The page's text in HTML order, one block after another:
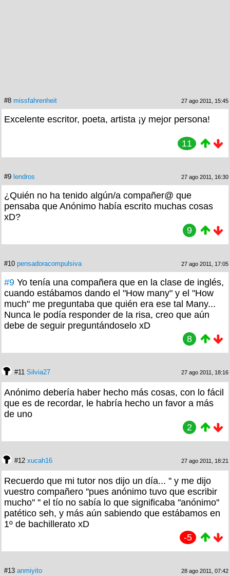
#8 missfahrenheit 27 ago 2011, 15:45
Excelente escritor, poeta, artista ¡y mejor persona!
11
#9 lendros 27 ago 2011, 16:30
¿Quién no ha tenido algún/a compañer@ que
pensaba que Anónimo había escrito muchas cosas
xD?
9
#10 pensadoracompulsiva 27 ago 2011, 17:05
#9 Yo tenía una compañera que en la clase de inglés,
cuando estábamos dando el "How many" y el "How
much" me preguntaba que quién era ese tal Many...
Nunca le podía responder de la risa, creo que aún
debe de seguir preguntándoselo xD
8
#11 Silvia27 27 ago 2011, 18:16
Anónimo debería haber hecho más cosas, con lo fácil
que es de recordar, le habría hecho un favor a más
de uno
2
#12 xucah16 27 ago 2011, 18:21
Recuerdo que mi tutor nos dijo un día... '' y me dijo
vuestro compañero ''pues anónimo tuvo que escribir
mucho'' '' el tío no sabía lo que significaba ''anónimo''
patético seh, y más aún sabiendo que estábamos en
1º de bachillerato xD
-5
#13 anmiyito 28 ago 2011, 07:42